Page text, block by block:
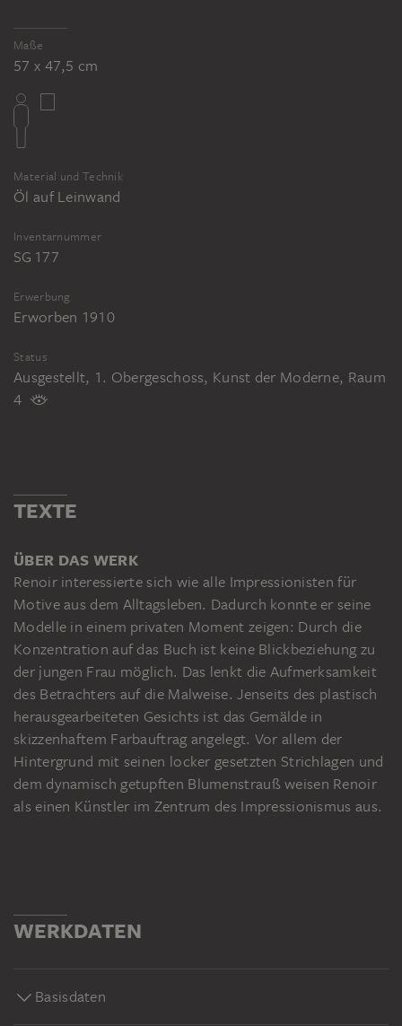
Maße
57 x 47,5 cm
Material und Technik
Öl auf Leinwand
Inventarnummer
SG 177
Erwerbung
Erworben 1910
Status
Ausgestellt, 1. Obergeschoss, Kunst der Moderne, Raum
4
TEXTE
ÜBER DAS WERK
Renoir interessierte sich wie alle Impressionisten für
Motive aus dem Alltagsleben. Dadurch konnte er seine
Modelle in einem privaten Moment zeigen: Durch die
Konzentration auf das Buch ist keine Blickbeziehung zu
der jungen Frau möglich. Das lenkt die Aufmerksamkeit
des Betrachters auf die Malweise. Jenseits des plastisch
herausgearbeiteten Gesichts ist das Gemälde in
skizzenhaftem Farbauftrag angelegt. Vor allem der
Hintergrund mit seinen locker gesetzten Strichlagen und
dem dynamisch getupften Blumenstrauß weisen Renoir
als einen Künstler im Zentrum des Impressionismus aus.
WERKDATEN
Basisdaten